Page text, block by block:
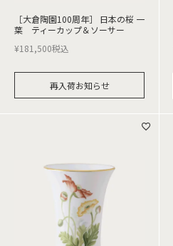
［大倉陶園100周年］ 日本の桜 一
葉 ティーカップ＆ソーサー
¥181,500税込
再入荷お知らせ